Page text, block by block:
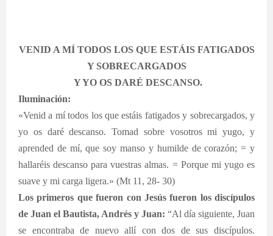
VENID A MÍ TODOS LOS QUE ESTÁIS FATIGADOS
Y SOBRECARGADOS
Y YO OS DARÉ DESCANSO.
Iluminación:
«Venid a mí todos los que estáis fatigados y sobrecargados, y
yo os daré descanso. Tomad sobre vosotros mi yugo, y
aprended de mí, que soy manso y humilde de corazón; = y
hallaréis descanso para vuestras almas. = Porque mi yugo es
suave y mi carga ligera.» (Mt 11, 28- 30)
Los primeros que fueron con Jesús fueron los discípulos
de Juan el Bautista, Andrés y Juan: “Al día siguiente, Juan
se encontraba de nuevo allí con dos de sus discípulos.